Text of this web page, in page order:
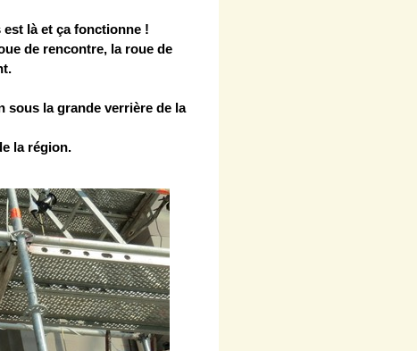
là et ça fonctionne !
de rencontre, la roue de
sous la grande verrière de la
la région.